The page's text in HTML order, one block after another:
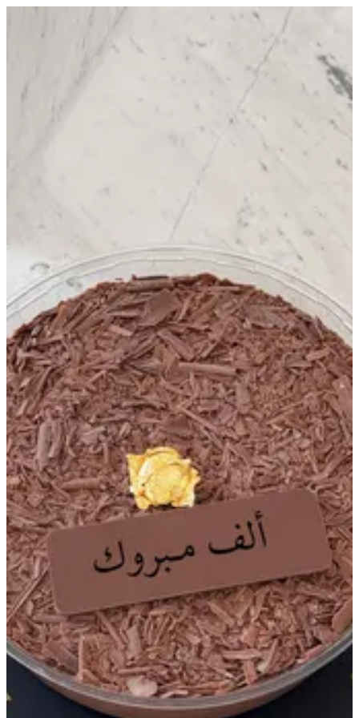
تسجيل الدخول
EN
مناسبة خاصة
تشكيلة بوكسات العيد من جاكليت
تشكيلة صواني العيد من جاكليت
مناسبة خاصة
مجموعة كيك جاكليت
جاكليت ايس كريم بايتس
تشكيلة ترايس جاكليت
تشكيلة بوكسات جاكليت